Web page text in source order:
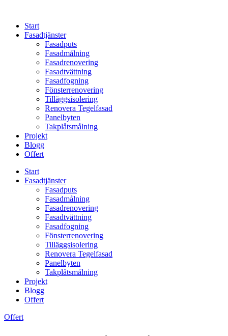
contentStart
Fasadtjänster
Fasadputs
Fasadmålning
Fasadrenovering
Fasadtvättning
Fasadfogning
Fönsterrenovering
Tilläggsisolering
Renovera Tegelfasad
Panelbyten
Takplåtsmålning
Projekt
Blogg
Offert
Start
Fasadtjänster
Fasadputs
Fasadmålning
Fasadrenovering
Fasadtvättning
Fasadfogning
Fönsterrenovering
Tilläggsisolering
Renovera Tegelfasad
Panelbyten
Takplåtsmålning
Projekt
Blogg
Offert
Offert